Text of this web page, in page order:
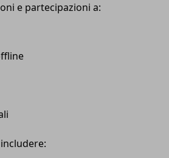
e partecipazioni a: